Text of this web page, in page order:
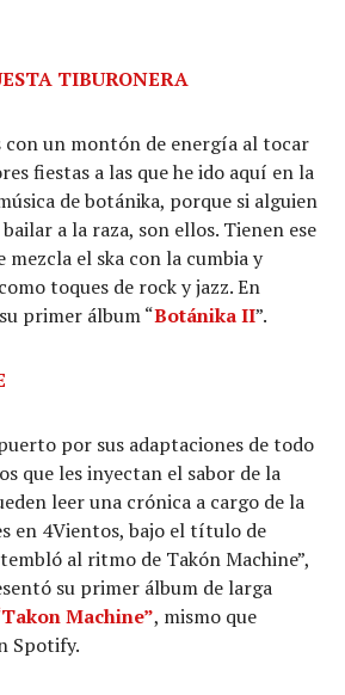
TIBURONERA
con un montón de energía al tocar
fiestas a las que he ido aquí en la
de botánika, porque si alguien
a la raza, son ellos. Tienen ese
el ska con la cumbia y
toques de rock y jazz. En
primer álbum “Botánika II”.
por sus adaptaciones de todo
que les inyectan el sabor de la
leer una crónica a cargo de la
en 4Vientos, bajo el título de
al ritmo de Takón Machine”,
su primer álbum de larga
Machine”, mismo que
Spotify.